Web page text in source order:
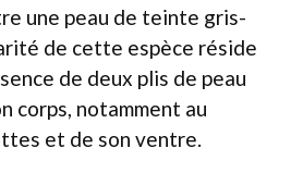
une peau de teinte gris-
de cette espèce réside
de deux plis de peau
corps, notamment au
et de son ventre.